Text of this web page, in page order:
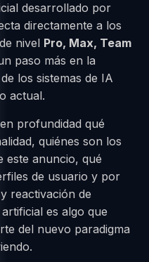
desarrollado por
directamente a los
nivel Pro, Max, Team
paso más en la
los sistemas de IA
actual.
profundidad qué
quiénes son los
este anuncio, qué
de usuario y por
reactivación de
es algo que
del nuevo paradigma